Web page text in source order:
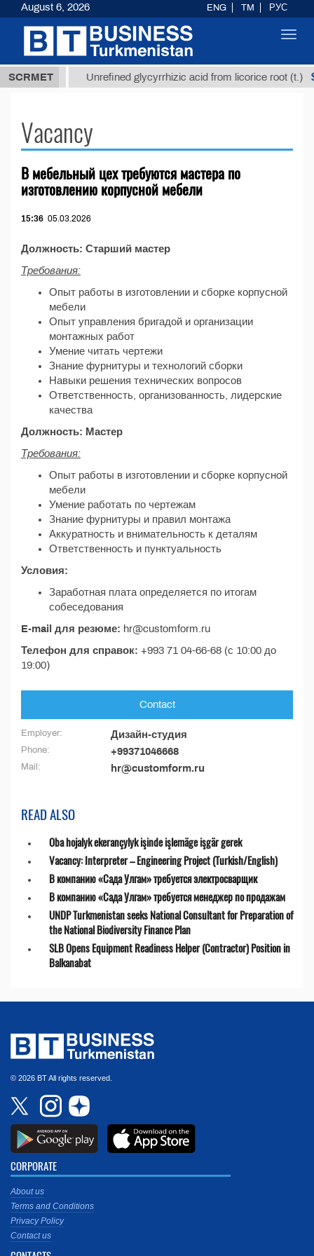
SCRMET
37,8 ТМТ Unrefined glycyrrhizic acid from licorice root (t.)
Vacancy
В мебельный цех требуются мастера по
изготовлению корпусной мебели
15:36 05.03.2026
Должность: Старший мастер
Требования:
Опыт работы в изготовлении и сборке корпусной
мебели
Опыт управления бригадой и организации
монтажных работ
Умение читать чертежи
Знание фурнитуры и технологий сборки
Навыки решения технических вопросов
Ответственность, организованность, лидерские
качества
Должность: Мастер
Требования:
Опыт работы в изготовлении и сборке корпусной
мебели
Умение работать по чертежам
Знание фурнитуры и правил монтажа
Аккуратность и внимательность к деталям
Ответственность и пунктуальность
Условия:
Заработная плата определяется по итогам
собеседования
E-mail для резюме: hr@customform.ru
Телефон для справок: +993 71 04-66-68 (с 10:00 до
19:00)
Contact
Employer: Дизайн-студия
Phone: +99371046668
Mail: hr@customform.ru
READ ALSO
Oba hojalyk ekerançylyk işinde işlemäge işgär gerek
Vacancy: Interpreter – Engineering Project (Turkish/English)
В компанию «Сада Улгам» требуется электросварщик
В компанию «Сада Улгам» требуется менеджер по продажам
UNDP Turkmenistan seeks National Consultant for Preparation of
the National Biodiversity Finance Plan
SLB Opens Equipment Readiness Helper (Contractor) Position in
Balkanabat
© 2026 BT All rights reserved.
CORPORATE
About us
Terms and Conditions
Privacy Policy
Contact us
August 6, 2026 ENG TM РУС